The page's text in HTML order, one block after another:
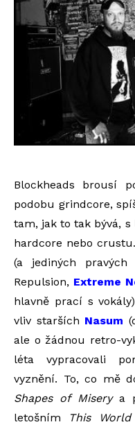
Blockheads brousí
podobu grindcore,
tam, jak to tak bývá,
hardcore nebo
(a jediných
Repulsion, Extreme
hlavně prací s
vliv starších Nasum
ale o žádnou retro-
léta vypracovali
vyznění. To, co mě
Shapes of Miserya
letošním
This